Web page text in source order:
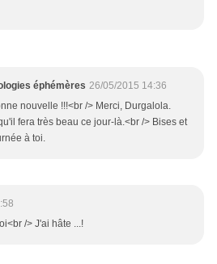
éphémères 26/05/2015 14:36
nouvelle !!!<br /> Merci, Durgalola.
fera très beau ce jour-là.<br /> Bises et
à toi.
/> J'ai hâte ...!